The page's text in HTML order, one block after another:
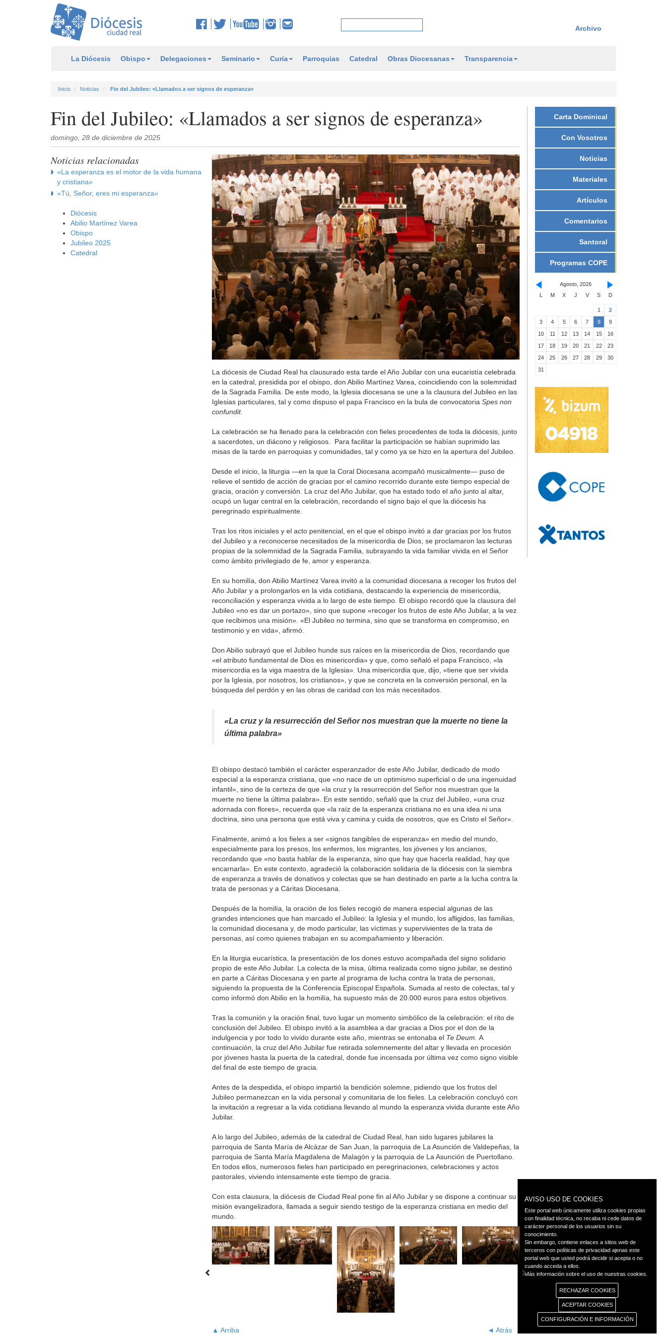
Archivo
La Diócesis Obispo Delegaciones Seminario Curia Parroquias Catedral Obras Diocesanas Transparencia
Inicio Noticias Fin del Jubileo: «Llamados a ser signos de esperanza»
Fin del Jubileo: «Llamados a ser signos de esperanza»
domingo, 28 de diciembre de 2025
Noticias relacionadas
«La esperanza es el motor de la vida humana
y cristiana»
«Tú, Señor, eres mi esperanza»
Diócesis
Abilio Martínez Varea
Obispo
Jubileo 2025
Catedral
La diócesis de Ciudad Real ha clausurado esta tarde el Año Jubilar con una eucaristía celebrada
en la catedral, presidida por el obispo, don Abilio Martínez Varea, coincidiendo con la solemnidad
de la Sagrada Familia. De este modo, la Iglesia diocesana se une a la clausura del Jubileo en las
Iglesias particulares, tal y como dispuso el papa Francisco en la bula de convocatoria Spes non
confundit.
La celebración se ha llenado para la celebración con fieles procedentes de toda la diócesis, junto
a sacerdotes, un diácono y religiosos. Para facilitar la participación se habían suprimido las
misas de la tarde en parroquias y comunidades, tal y como ya se hizo en la apertura del Jubileo.
Desde el inicio, la liturgia —en la que la Coral Diocesana acompañó musicalmente— puso de
relieve el sentido de acción de gracias por el camino recorrido durante este tiempo especial de
gracia, oración y conversión. La cruz del Año Jubilar, que ha estado todo el año junto al altar,
ocupó un lugar central en la celebración, recordando el signo bajo el que la diócesis ha
peregrinado espiritualmente.
Tras los ritos iniciales y el acto penitencial, en el que el obispo invitó a dar gracias por los frutos
del Jubileo y a reconocerse necesitados de la misericordia de Dios, se proclamaron las lecturas
propias de la solemnidad de la Sagrada Familia, subrayando la vida familiar vivida en el Señor
como ámbito privilegiado de fe, amor y esperanza.
En su homilía, don Abilio Martínez Varea invitó a la comunidad diocesana a recoger los frutos del
Año Jubilar y a prolongarlos en la vida cotidiana, destacando la experiencia de misericordia,
reconciliación y esperanza vivida a lo largo de este tiempo. El obispo recordó que la clausura del
Jubileo «no es dar un portazo», sino que supone «recoger los frutos de este Año Jubilar, a la vez
que recibimos una misión». «El Jubileo no termina, sino que se transforma en compromiso, en
testimonio y en vida», afirmó.
Don Abilio subrayó que el Jubileo hunde sus raíces en la misericordia de Dios, recordando que
«el atributo fundamental de Dios es misericordia» y que, como señaló el papa Francisco, «la
misericordia es la viga maestra de la Iglesia». Una misericordia que, dijo, «tiene que ser vivida
por la Iglesia, por nosotros, los cristianos», y que se concreta en la conversión personal, en la
búsqueda del perdón y en las obras de caridad con los más necesitados.
«La cruz y la resurrección del Señor nos muestran que la muerte no tiene la
última palabra»
El obispo destacó también el carácter esperanzador de este Año Jubilar, dedicado de modo
especial a la esperanza cristiana, que «no nace de un optimismo superficial o de una ingenuidad
infantil», sino de la certeza de que «la cruz y la resurrección del Señor nos muestran que la
muerte no tiene la última palabra». En este sentido, señaló que la cruz del Jubileo, «una cruz
adornada con flores», recuerda que «la raíz de la esperanza cristiana no es una idea ni una
doctrina, sino una persona que está viva y camina y cuida de nosotros, que es Cristo el Señor».
Finalmente, animó a los fieles a ser «signos tangibles de esperanza» en medio del mundo,
especialmente para los presos, los enfermos, los migrantes, los jóvenes y los ancianos,
recordando que «no basta hablar de la esperanza, sino que hay que hacerla realidad, hay que
encarnarla». En este contexto, agradeció la colaboración solidaria de la diócesis con la siembra
de esperanza a través de donativos y colectas que se han destinado en parte a la lucha contra la
trata de personas y a Cáritas Diocesana.
Después de la homilía, la oración de los fieles recogió de manera especial algunas de las
grandes intenciones que han marcado el Jubileo: la Iglesia y el mundo, los afligidos, las familias,
la comunidad diocesana y, de modo particular, las víctimas y supervivientes de la trata de
personas, así como quienes trabajan en su acompañamiento y liberación.
En la liturgia eucarística, la presentación de los dones estuvo acompañada del signo solidario
propio de este Año Jubilar. La colecta de la misa, última realizada como signo jubilar, se destinó
en parte a Cáritas Diocesana y en parte al programa de lucha contra la trata de personas,
siguiendo la propuesta de la Conferencia Episcopal Española. Sumada al resto de colectas, tal y
como informó don Abilio en la homilía, ha supuesto más de 20.000 euros para estos objetivos.
Tras la comunión y la oración final, tuvo lugar un momento simbólico de la celebración: el rito de
conclusión del Jubileo. El obispo invitó a la asamblea a dar gracias a Dios por el don de la
indulgencia y por todo lo vivido durante este año, mientras se entonaba el Te Deum. A
continuación, la cruz del Año Jubilar fue retirada solemnemente del altar y llevada en procesión
por jóvenes hasta la puerta de la catedral, donde fue incensada por última vez como signo visible
del final de este tiempo de gracia.
Antes de la despedida, el obispo impartió la bendición solemne, pidiendo que los frutos del
Jubileo permanezcan en la vida personal y comunitaria de los fieles. La celebración concluyó con
la invitación a regresar a la vida cotidiana llevando al mundo la esperanza vivida durante este Año
Jubilar.
A lo largo del Jubileo, además de la catedral de Ciudad Real, han sido lugares jubilares la
parroquia de Santa María de Alcázar de San Juan, la parroquia de La Asunción de Valdepeñas, la
parroquia de Santa María Magdalena de Malagón y la parroquia de La Asunción de Puertollano.
En todos ellos, numerosos fieles han participado en peregrinaciones, celebraciones y actos
pastorales, viviendo intensamente este tiempo de gracia.
Con esta clausura, la diócesis de Ciudad Real pone fin al Año Jubilar y se dispone a continuar su
misión evangelizadora, llamada a seguir siendo testigo de la esperanza cristiana en medio del
mundo.
▲ Arriba ◄ Atrás
Carta Dominical
Con Vosotros
Noticias
Materiales
Artículos
Comentarios
Santoral
Programas COPE
Agosto, 2026
L
M X J V S D
1
2
3
4 5 6 7 8
9
10
11 12 13 14 15
16
17
18 19 20 21 22
23
24
25 26 27 28 29
30
31
AVISO USO DE COOKIES
Este portal web únicamente utiliza cookies propias
con finalidad técnica, no recaba ni cede datos de
carácter personal de los usuarios sin su
conocimiento.
Sin embargo, contiene enlaces a sitios web de
terceros con políticas de privacidad ajenas este
portal web que usted podrá decidir si acepta o no
cuando acceda a ellos.
Más información sobre el uso de nuestras cookies.
RECHAZAR COOKIES
ACEPTAR COOKIES
CONFIGURACIÓN E INFORMACIÓN